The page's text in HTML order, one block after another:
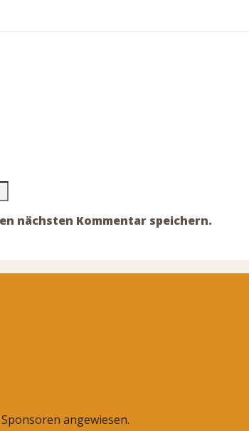
nächsten Kommentar speichern.
angewiesen.